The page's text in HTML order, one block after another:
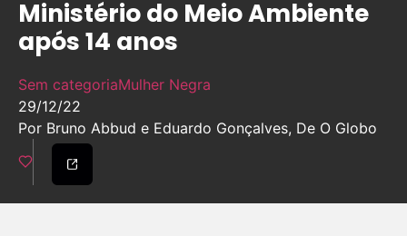
Ministério do Meio Ambiente
após 14 anos
Sem categoriaMulher Negra
29/12/22
Por Bruno Abbud e Eduardo Gonçalves, De O Globo